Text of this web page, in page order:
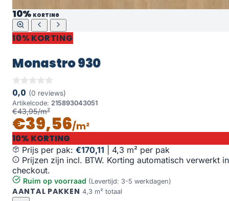
10% KORTING
10% KORTING
Monastro 930
0,0 (0 reviews)
Artikelcode: 215893043051
€43,95/m²
€39,56/m²
10% KORTING
Prijs per pak: €170,11
4,3 m² per pak
Prijzen zijn incl. BTW. Korting automatisch verwerkt in
checkout.
Ruim op voorraad (Levertijd: 3-5 werkdagen)
AANTAL PAKKEN 4,3 m² totaal